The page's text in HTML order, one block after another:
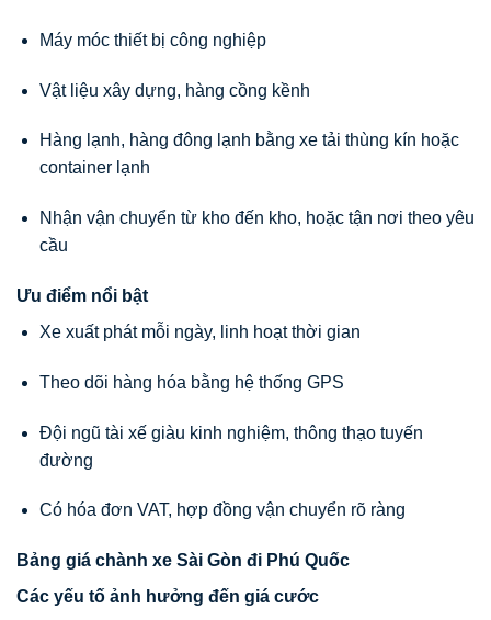
Máy móc thiết bị công nghiệp
Vật liệu xây dựng, hàng cồng kềnh
Hàng lạnh, hàng đông lạnh bằng xe tải thùng kín hoặc
container lạnh
Nhận vận chuyển từ kho đến kho, hoặc tận nơi theo yêu
cầu
Ưu điểm nổi bật
Xe xuất phát mỗi ngày, linh hoạt thời gian
Theo dõi hàng hóa bằng hệ thống GPS
Đội ngũ tài xế giàu kinh nghiệm, thông thạo tuyến
đường
Có hóa đơn VAT, hợp đồng vận chuyển rõ ràng
Bảng giá chành xe Sài Gòn đi Phú Quốc
Các yếu tố ảnh hưởng đến giá cước